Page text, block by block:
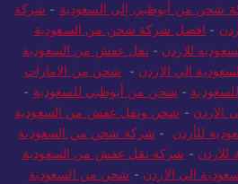
شحن من أبوظبي إلى السعودية - شركة
- افضل شركة شحن من السعودية
للاردن - نقل عفش من السعودية
الي الاردن - شحن من الامارات
- شحن من أبوظبي للسعودية -
الاردن - شحن ونقل عفش من السعودية
للأردن - شركة شحن من السعودية
- شركة نقل عفش من السعودية
الي الاردن - شحن من السعودية